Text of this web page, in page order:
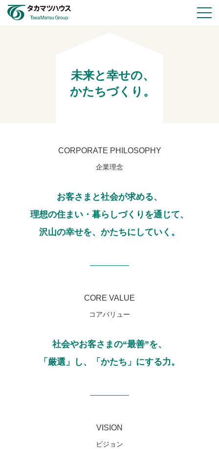
未来と幸せの、
かたちづくり。
CORPORATE PHILOSOPHY
企業理念
お客さまと社会が求める、
理想の住まい・暮らしづくりを通じて、
沢山の幸せを、かたちにしていく。
CORE VALUE
コアバリュー
社会やお客さまの“最善”を、
「厳選」し、「かたち」にする力。
VISION
ビジョン